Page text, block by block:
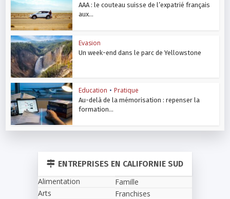
AAA : le couteau suisse de l’expatrié français
aux...
Evasion
Un week-end dans le parc de Yellowstone
Education • Pratique
Au-delà de la mémorisation : repenser la
formation...
ENTREPRISES EN CALIFORNIE SUD
Alimentation
Arts
Famille
Franchises